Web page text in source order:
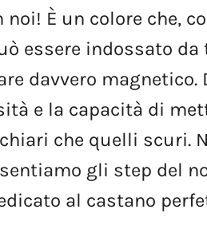
noi! È un colore che,
essere indossato da
davvero magnetico.
e la capacità di
chiari che quelli scuri.
gli step del
al castano